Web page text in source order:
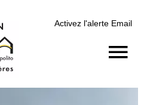
Activez l'alerte Email